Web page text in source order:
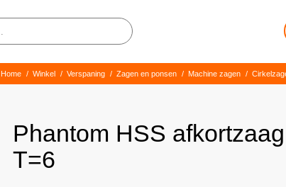
Home / Winkel / Verspaning / Zagen en ponsen / Machine zagen /
Phantom HSS
T=6